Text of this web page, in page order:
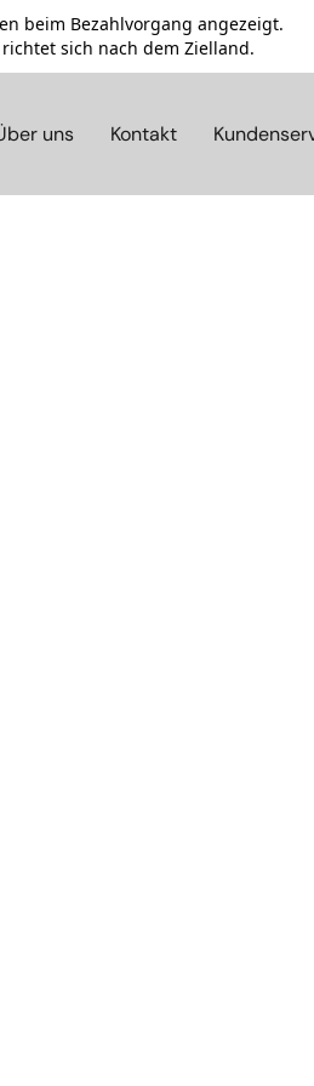
beim Bezahlvorgang angezeigt.
sich nach dem Zielland.
uns Kontakt